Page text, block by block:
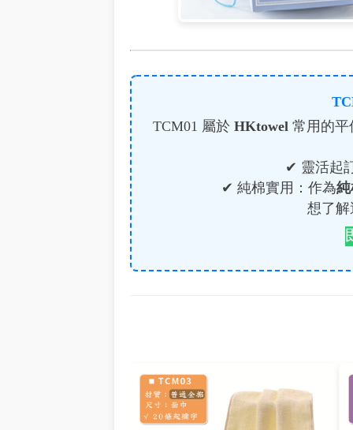
TCM01 屬於 HKtowel常用的平
✔ 靈活起
✔ 純棉實用：作為
想了